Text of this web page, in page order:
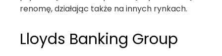
renomę, działając także na innych rynkach.
Lloyds Banking Group